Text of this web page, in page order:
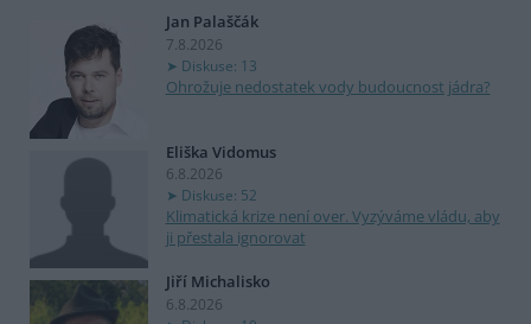
Jan Palaščák
7.8.2026
Diskuse: 13
Ohrožuje nedostatek vody budoucnost jádra?
Eliška Vidomus
6.8.2026
Diskuse: 52
Klimatická krize není over. Vyzýváme vládu, aby
ji přestala ignorovat
Jiří Michalisko
6.8.2026